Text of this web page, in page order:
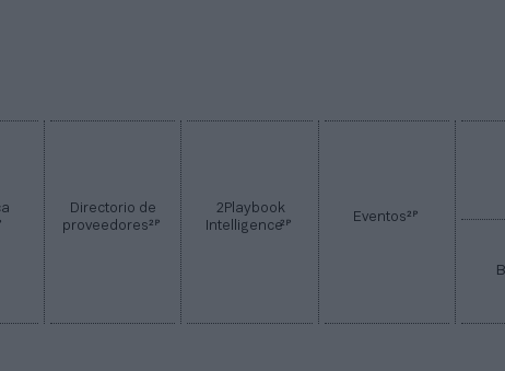
Directorio de
proveedores2P
2Playbook
Intelligence2P Eventos2P